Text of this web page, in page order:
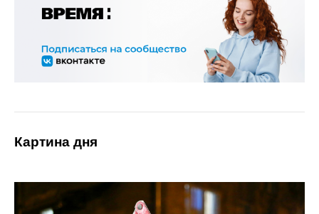
Картина дня